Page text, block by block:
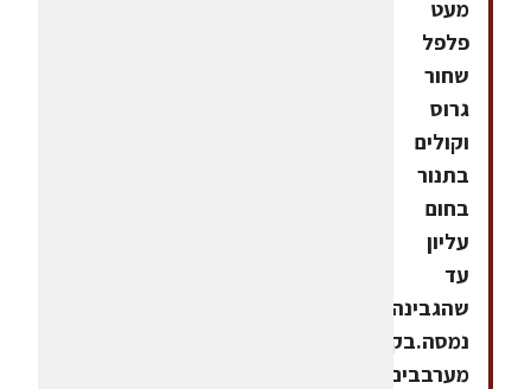
מעט
פלפל
שחור
גרוס
וקולים
בתנור
בחום
עליון
עד
שהגבינה
נמסה.בקערה
מערבבים